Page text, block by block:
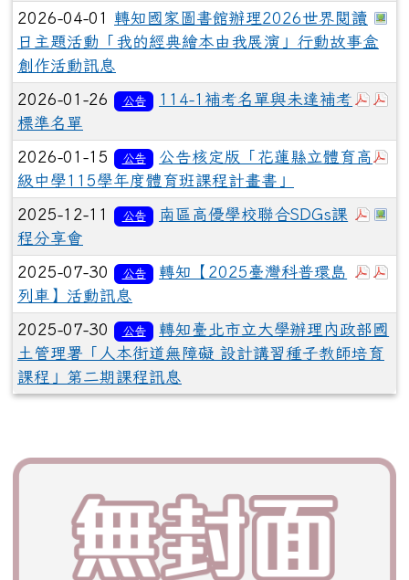
2026-04-01 轉知國家圖書館辦理2026世界閱讀
日主題活動「我的經典繪本由我展演」行動故事盒
創作活動訊息
於
2026-01-26 公告
114-1補考名單與未達補考
標準名單
2026-01-15 公告
公告核定版「花蓮縣立體育高
級中學115學年度體育班課程計畫書」
於
2025-12-11 公告
南區高優學校聯合SDGs課
程分享會
於
2025-07-30 公告
轉知【2025臺灣科普環島
列車】活動訊息
2025-07-30 公告
轉知臺北市立大學辦理內政部國
土管理署「人本街道無障礙 設計講習種子教師培育
課程」第二期課程訊息